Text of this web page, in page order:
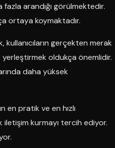
arandığı görülmektedir.
ortaya koymaktadır.
kullanıcıların gerçekten merak
oldukça önemlidir.
daha yüksek
en pratik ve en hızlı
iletişim kurmayı tercih ediyor.